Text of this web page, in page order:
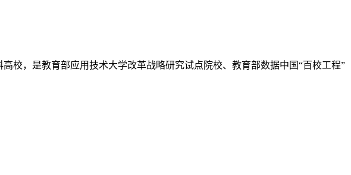
校，是教育部应用技术大学改革战略研究试点院校、教育部数据中国“百校工程”